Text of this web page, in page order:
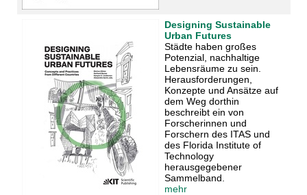
Designing Sustainable
Urban Futures
Städte haben großes
Potenzial, nachhaltige
Lebensräume zu sein.
Herausforderungen,
Konzepte und Ansätze auf
dem Weg dorthin
beschreibt ein von
Forscherinnen und
Forschern des ITAS und
des Florida Institute of
Technology
herausgegebener
Sammelband.
mehr